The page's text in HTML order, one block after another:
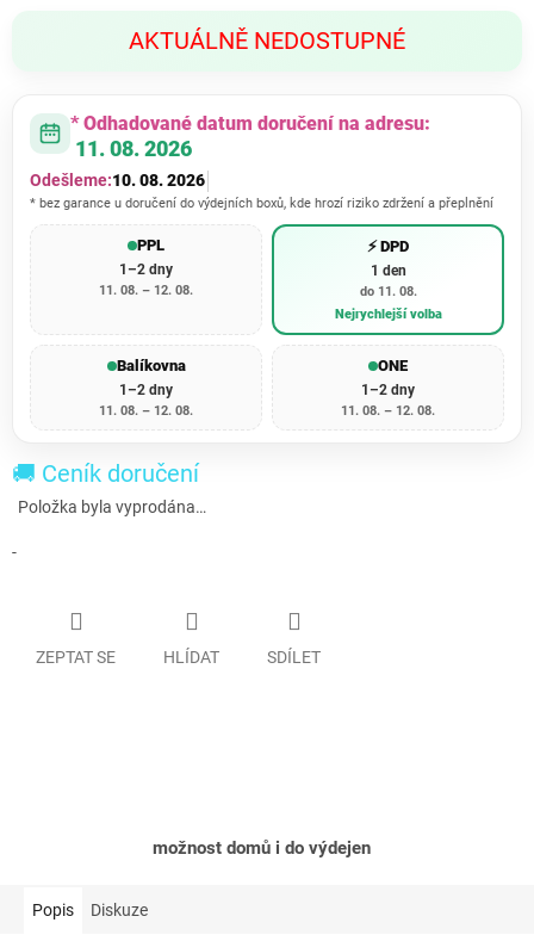
cena:
AKTUÁLNĚ NEDOSTUPNÉ
* Odhadované datum doručení na adresu:
11. 08. 2026
Odešleme:10. 08. 2026
* bez garance u doručení do výdejních boxů, kde hrozí riziko zdržení a přeplnění
PPL
1–2 dny
11. 08. – 12. 08.
⚡ DPD
1 den
do 11. 08.
Nejrychlejší volba
Balíkovna
1–2 dny
11. 08. – 12. 08.
ONE
1–2 dny
11. 08. – 12. 08.
🚚 Ceník doručení
Položka byla vyprodána…
-
ZEPTAT SE HLÍDAT SDÍLET
možnost domů i do výdejen
Popis Diskuze